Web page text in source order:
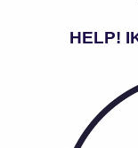
HELP!